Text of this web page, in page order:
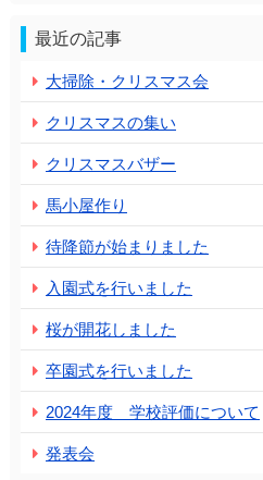
最近の記事
大掃除・クリスマス会
クリスマスの集い
クリスマスバザー
馬小屋作り
待降節が始まりました
入園式を行いました
桜が開花しました
卒園式を行いました
2024年度 学校評価について
発表会